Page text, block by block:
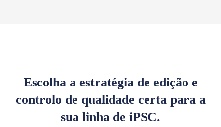
Escolha a estratégia de edição e
controlo de qualidade certa para a
sua linha de iPSC.